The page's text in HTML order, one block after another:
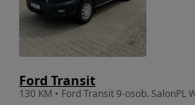
Ford Transit